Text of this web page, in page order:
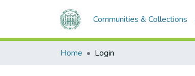
Communities & Collections
Home Login